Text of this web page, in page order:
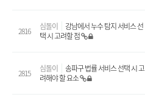
2816 심돌이
강남에서 누수 탐지 서비스 선
택 시 고려할 점
2815 심돌이
송파구 법률 서비스 선택 시 고
려해야 할 요소